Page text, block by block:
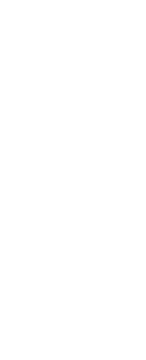
Keysers and